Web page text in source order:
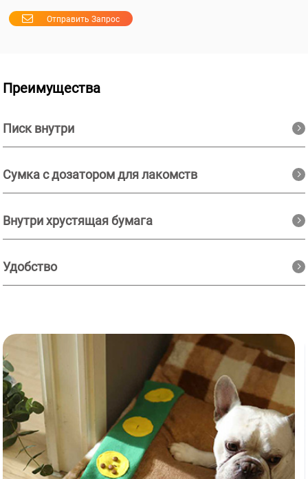
Отправить Запрос
Преимущества
Писк внутри
Сумка с дозатором для лакомств
Внутри хрустящая бумага
Удобство